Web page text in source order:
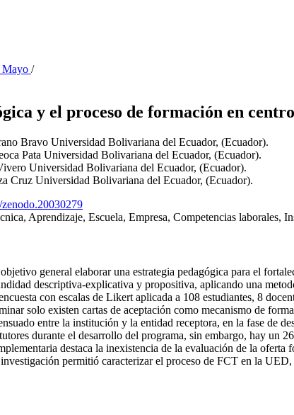
Mayo /
y el proceso de formación en
Bravo Universidad Bolivariana del Ecuador, (Ecuador).
Pata Universidad Bolivariana del Ecuador, (Ecuador).
Universidad Bolivariana del Ecuador, (Ecuador).
Cruz Universidad Bolivariana del Ecuador, (Ecuador).
Aprendizaje, Escuela, Empresa, Competencias laborales,
general elaborar una estrategia pedagógica para el
descriptiva-explicativa y propositiva, aplicando una
con escalas de Likert aplicada a 108 estudiantes, 8
solo existen cartas de aceptación como mecanismo de
entre la institución y la entidad receptora, en la fase de
durante el desarrollo del programa, sin embargo, hay
destaca la inexistencia de la evaluación de la
permitió caracterizar el proceso de FCT en la